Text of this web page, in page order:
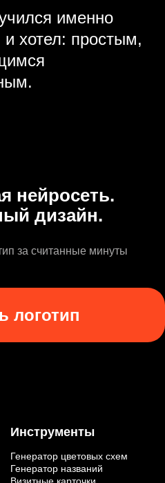
именно
и хотел: простым,
нейросеть.
дизайн.
за считанные минуты
логотип
Инструменты
Генератор цветовых схем
Генератор названий